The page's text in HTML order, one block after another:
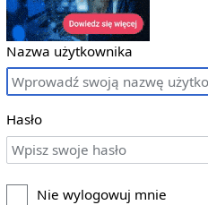
Nazwa użytkownika
Hasło
Nie wylogowuj mnie